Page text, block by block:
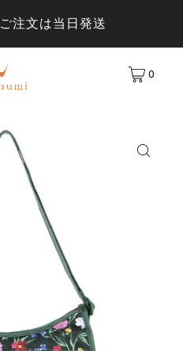
注文は当日発送
0